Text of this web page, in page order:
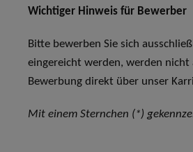
Wichtiger Hinweis für Bewerber
Bitte bewerben Sie sich
eingereicht werden, werden nicht
Bewerbung direkt über unser
Mit einem Sternchen (*)